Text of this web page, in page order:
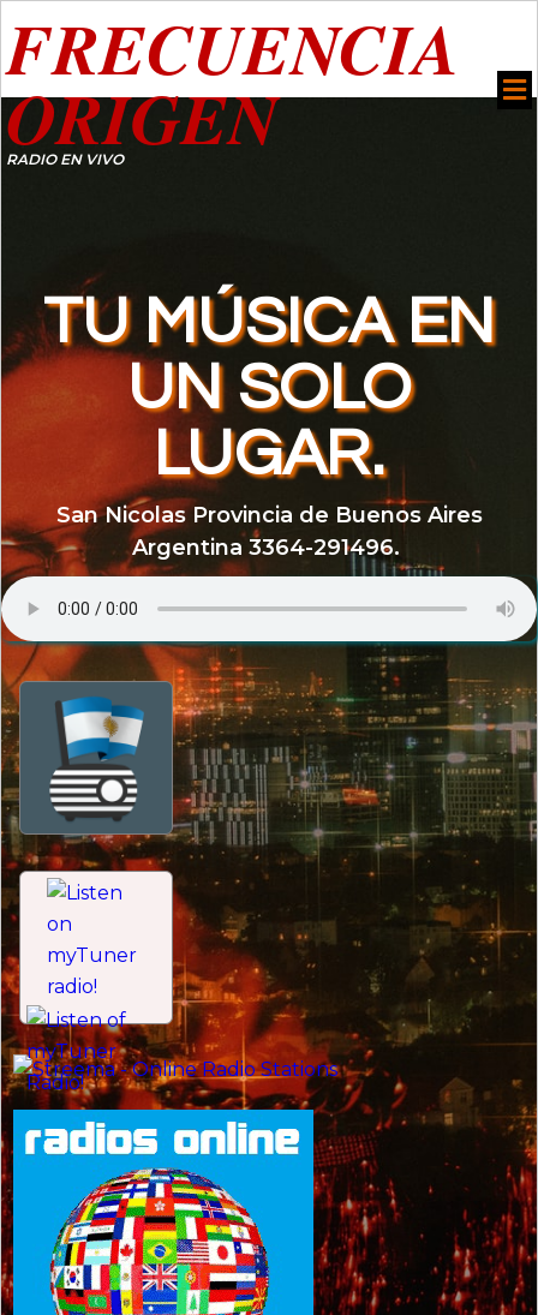
FRECUENCIA
ORIGEN
RADIO EN VIVO
TU MÚSICA EN
UN SOLO
LUGAR.
San Nicolas Provincia de Buenos Aires
Argentina 3364-291496.